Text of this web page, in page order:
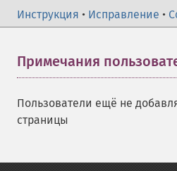
Инструкция • Исправление •
Примечания
Пользователи ещё не
страницы